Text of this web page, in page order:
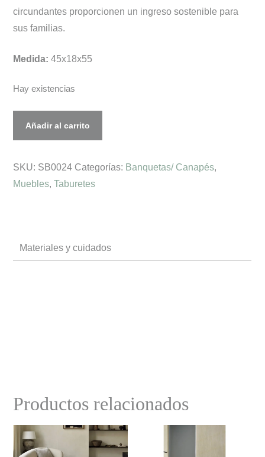
circundantes proporcionen un ingreso sostenible para
sus familias.
Medida: 45x18x55
Hay existencias
cantidad
Añadir al carrito
SKU: SB0024 Categorías: Banquetas/ Canapés,
Muebles,Taburetes
Materiales y cuidados
Productos relacionados